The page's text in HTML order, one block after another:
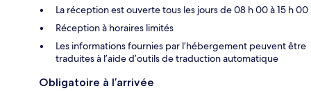
La réception est ouverte tous les jours de 08 h 00 à 15 h 00
Réception à horaires limités
Les informations fournies par l’hébergement peuvent être
traduites à l’aide d’outils de traduction automatique
Obligatoire à l’arrivée